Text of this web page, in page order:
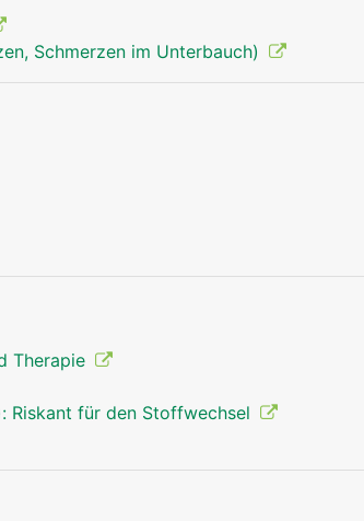
Schmerzen im Unterbauch)
Therapie
Riskant für den Stoffwechsel